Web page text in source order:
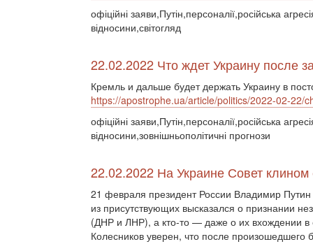
офіційні заяви,Путін,персоналії,російська
відносини,світогляд
22.02.2022 Что ждет Украину после
Кремль и дальше будет держать Украину в
https://apostrophe.ua/article/politics/2022-02-22/
офіційні заяви,Путін,персоналії,російська
відносини,зовнішньополітичні прогнози
22.02.2022 На Украине Совет
21 февраля президент России Владимир
из присутствующих высказался о признании
(ДНР и ЛНР), а кто-то — даже о их вхождении в
Колесников уверен, что после произошедшего